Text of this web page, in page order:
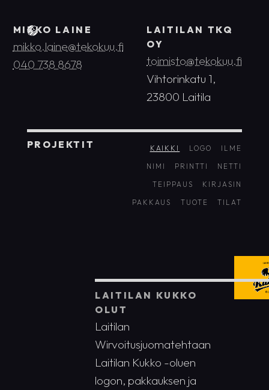
LAITILAN TKQ
OY
toimisto@tekokuu.fi
Vihtorinkatu 1,
23800 Laitila
MIKKO LAINE
mikko.laine@tekokuu.fi
040 738 8678
PROJEKTIT KAIKKI LOGO
ILME
NIMI
PRINTTI
NETTI
TEIPPAUS
KIRJASIN
PAKKAUS
TUOTE TILAT
LAITILAN KUKKO
OLUT
Laitilan
Wirvoitusjuomatehtaan
Laitilan Kukko -oluen
logon, pakkauksen ja